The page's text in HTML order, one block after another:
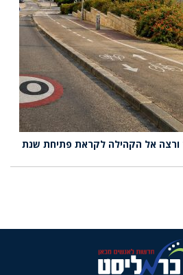
ורצה אל הקהילה לקראת פתיחת שנת